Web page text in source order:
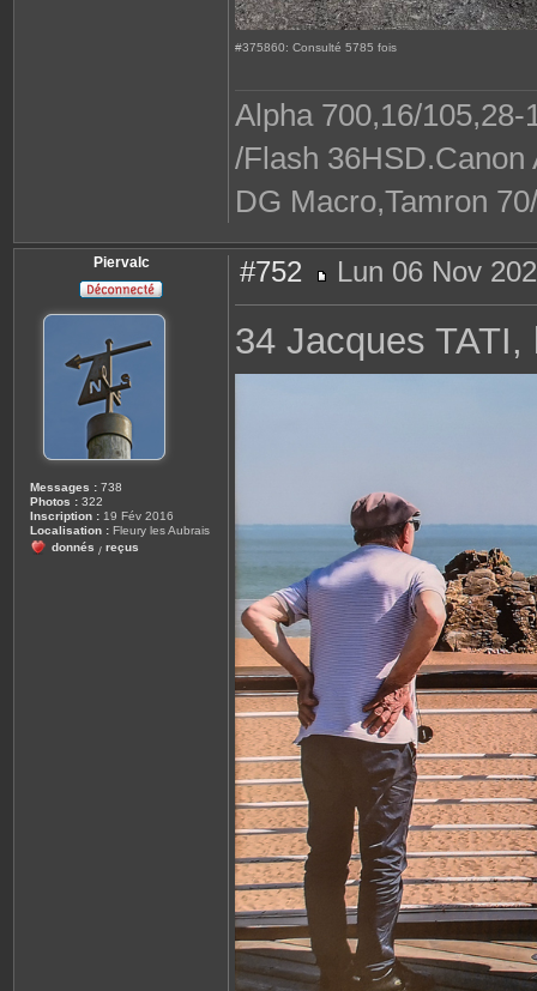
#375860: Consulté 5785 fois
Alpha 700,16/
/Flash 36HSD.Canon
DG Macro,Tamron
Piervalc
Messages : 738
Photos : 322
Inscription : 19 Fév 2016
Localisation : Fleury les Aubrais
donnés / reçus
#752
e
s
a
e
Lun 06 Nov
34 Jacques